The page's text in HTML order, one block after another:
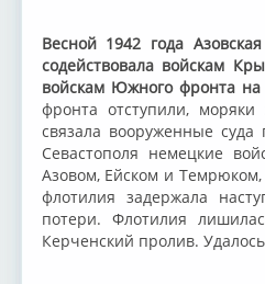
Весной 1942 года
содействовала войскам
войскам Южного фронта на
фронта отступили,
связала вооруженные
Севастополя немецкие
Азовом, Ейском и Темрюком,
флотилия задержала
потери. Флотилия
Керченский пролив.